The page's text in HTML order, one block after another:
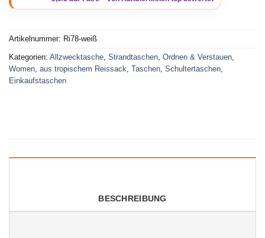
Artikelnummer: Ri78-weiß
Kategorien: Allzwecktasche, Strandtaschen, Ordnen & Verstauen,
Women, aus tropischem Reissack, Taschen, Schultertaschen,
Einkaufstaschen
BESCHREIBUNG